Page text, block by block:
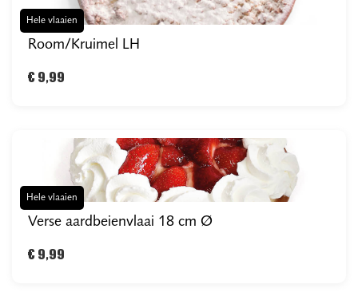
Hele vlaaien
Room/Kruimel LH
€ 9,99
Hele vlaaien
Verse aardbeienvlaai 18 cm Ø
€ 9,99